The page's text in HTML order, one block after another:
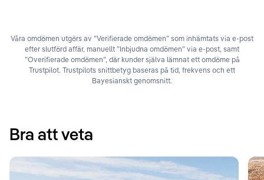
Våra omdömen utgörs av ”Verifierade omdömen” som inhämtats via e-post
efter slutförd affär, manuellt ”Inbjudna omdömen” via e-post, samt
”Overifierade omdömen”, där kunder själva lämnat ett omdöme på
Trustpilot. Trustpilots snittbetyg baseras på tid, frekvens och ett
Bayesianskt genomsnitt.
Bra att veta